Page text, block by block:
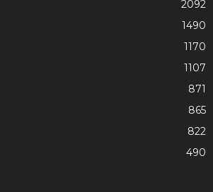
2092
1490
1170
1107
871
865
822
490